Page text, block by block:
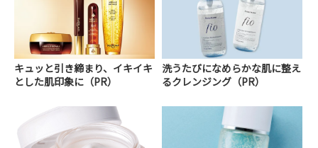
キュッと引き締まり、イキイキ
とした肌印象に（PR）
洗うたびになめらかな肌に整え
るクレンジング（PR）